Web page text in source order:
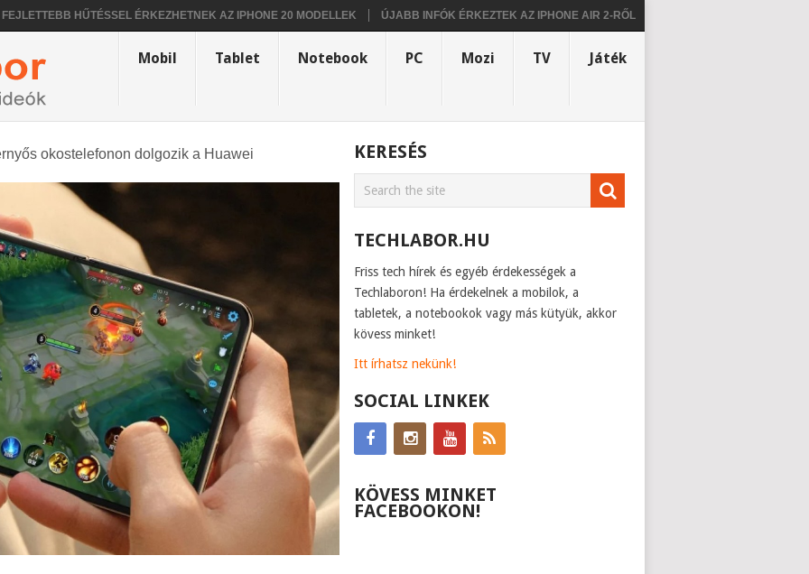
HŰTÉSSEL ÉRKEZHETNEK AZ IPHONE 20 MODELLEK ÚJABB INFÓK ÉRKEZTEK AZ IPHONE AIR 2-RŐL KISZIVÁRGOTT A MOTOROLA
Mobil Tablet Notebook PC Mozi TV Játék
okostelefonon dolgozik a Huawei KERESÉS
TECHLABOR.HU
Friss tech hírek és egyéb érdekességek a
Techlaboron! Ha érdekelnek a mobilok, a
tabletek, a notebookok vagy más kütyük, akkor
kövess minket!
Itt írhatsz nekünk!
SOCIAL LINKEK
KÖVESS MINKET
FACEBOOKON!